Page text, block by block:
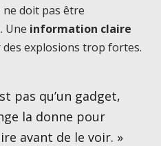
doit pas être
Une information claire
des explosions trop fortes.
pas qu’un gadget,
la donne pour
avant de le voir. »